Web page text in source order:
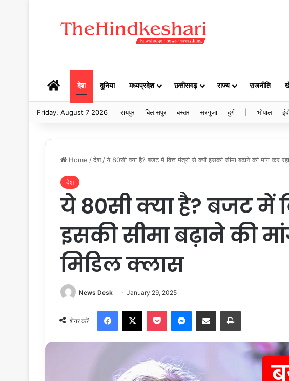
HOMEदेश दुनिया मध्यप्रदेश छत्तीसगढ़ राज्य राजनीति
Friday, August 7 2026 रायपुर बिलासपुर बस्तर सरगुजा दुर्ग भोपाल
Home /देश /ये 80सी क्या है? बजट में वित्त मंत्री से क्यों इसकी सीमा बढ़ाने की मांग कर
देश
ये 80सी क्या है? बजट में
इसकी सीमा बढ़ाने की
मिडिल क्लास
News Desk January 29, 2025
शेयर करें